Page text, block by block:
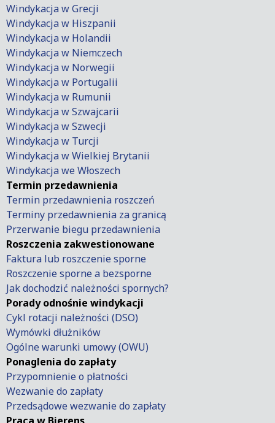
Windykacja w Grecji
Windykacja w Hiszpanii
Windykacja w Holandii
Windykacja w Niemczech
Windykacja w Norwegii
Windykacja w Portugalii
Windykacja w Rumunii
Windykacja w Szwajcarii
Windykacja w Szwecji
Windykacja w Turcji
Windykacja w Wielkiej Brytanii
Windykacja we Włoszech
Termin przedawnienia
Termin przedawnienia roszczeń
Terminy przedawnienia za granicą
Przerwanie biegu przedawnienia
Roszczenia zakwestionowane
Faktura lub roszczenie sporne
Roszczenie sporne a bezsporne
Jak dochodzić należności spornych?
Porady odnośnie windykacji
Cykl rotacji należności (DSO)
Wymówki dłużników
Ogólne warunki umowy (OWU)
Ponaglenia do zapłaty
Przypomnienie o płatności
Wezwanie do zapłaty
Przedsądowe wezwanie do zapłaty